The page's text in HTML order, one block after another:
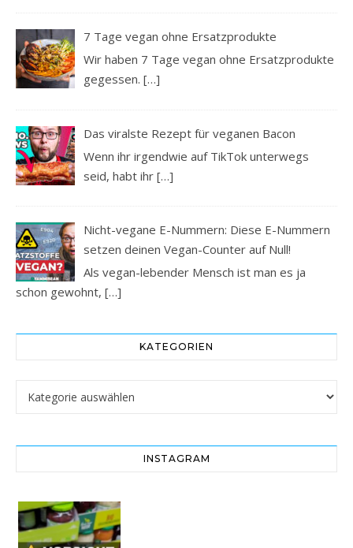
7 Tage vegan ohne Ersatzprodukte
Wir haben 7 Tage vegan ohne Ersatzprodukte
gegessen.[…]
Das viralste Rezept für veganen Bacon
Wenn ihr irgendwie auf TikTok unterwegs
seid, habt ihr[…]
Nicht-vegane E-Nummern: Diese E-Nummern
setzen deinen Vegan-Counter auf Null!
Als vegan-lebender Mensch ist man es ja
schon gewohnt, […]
KATEGORIEN
INSTAGRAM
Vorsicht! Eine Dell